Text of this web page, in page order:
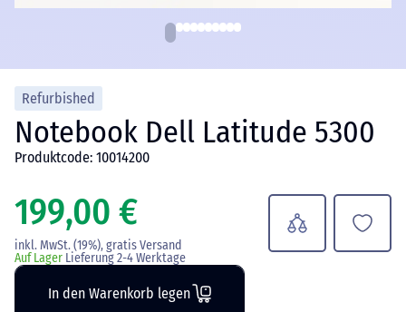
Refurbished
Notebook Dell Latitude 5300
Produktcode: 10014200
199,00 €
inkl. MwSt. (19%), gratis Versand
Auf Lager Lieferung 2-4 Werktage
In den Warenkorb legen